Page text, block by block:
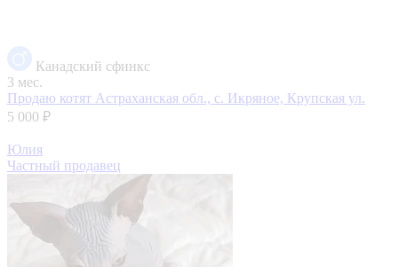
Канадский сфинкс
3 мес.
Продаю котят Астраханская обл., с. Икряное, Крупская ул.
5 000 ₽
Юлия
Частный продавец